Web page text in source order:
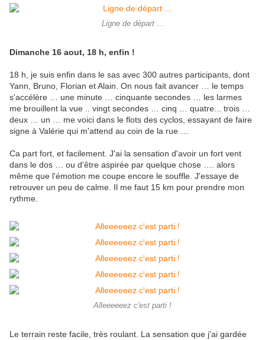
Ligne de départ ...
Dimanche 16 aout, 18 h, enfin !
18 h, je suis enfin dans le sas avec 300 autres participants, dont
Yann, Bruno, Florian et Alain. On nous fait avancer … le temps
s'accélère … une minute … cinquante secondes … les larmes
me brouillent la vue .. vingt secondes … cinq … quatre... trois …
deux … un … me voici dans le flots des cyclos, essayant de faire
signe à Valérie qui m'attend au coin de la rue …
Ca part fort, et facilement. J'ai la sensation d'avoir un fort vent
dans le dos … ou d'être aspirée par quelque chose …. alors
même que l'émotion me coupe encore le souffle. J'essaye de
retrouver un peu de calme. Il me faut 15 km pour prendre mon
rythme.
Alleeeeeez c'est parti !
Le terrain reste facile, très roulant. La sensation que j'ai gardée